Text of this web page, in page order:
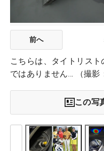
前へ
こちらは、タイトリス
ではありません… （撮影
この写